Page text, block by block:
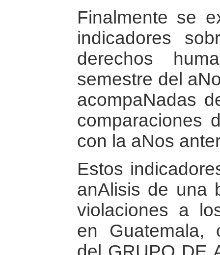
Finalmente se
indicadores
derechos
semestre del
acompaNadas
comparaciones
con la aNos
Estos
anAlisis de una
violaciones a
en Guatemala,